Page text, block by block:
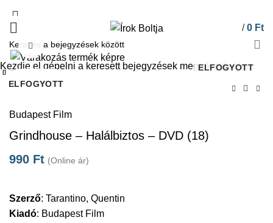
/ 0 Ft
ELFOGYOTT
Click to enlarge
Kezdőlap DVD
Budapest Film
Grindhouse – Halálbiztos – DVD (18)
990 Ft (Online ár)
Szerző: Tarantino, Quentin
Kiadó: Budapest Film
ELFOGYOTT
Bezárás
ELFOGYOTT
Bezárás
ELFOGYOTT
Bezárás
ELFOGYOTT
Bezárás
ELFOGYOTT
Bezárás
ELFOGYOTT
Bezárás
ELFOGYOTT
Bezárás
ELFOGYOTT
Bezárás
Kezdje el gépelni a keresett bejegyzések megtekintéséhez.